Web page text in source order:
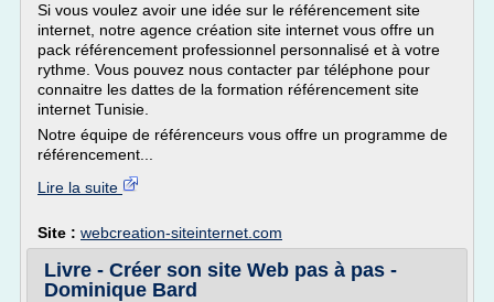
Si vous voulez avoir une idée sur le référencement site
internet, notre agence création site internet vous offre un
pack référencement professionnel personnalisé et à votre
rythme. Vous pouvez nous contacter par téléphone pour
connaitre les dattes de la formation référencement site
internet Tunisie.
Notre équipe de référenceurs vous offre un programme de
référencement...
Lire la suite
Site : webcreation-siteinternet.com
Livre - Créer son site Web pas à pas -
Dominique Bard